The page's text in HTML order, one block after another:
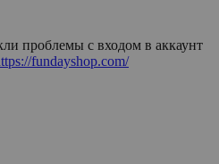
проблемы с входом в аккаунт
fundayshop.com/